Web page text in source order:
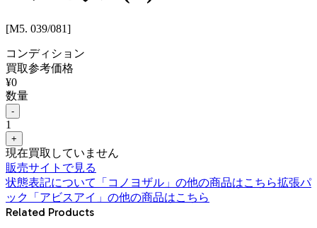
[M5. 039/081]
コンディション
買取参考価格
¥0
数量
-
1
+
現在買取していません
販売サイトで見る
状態表記について
「 コノヨザル 」の他の商品はこちら拡張パ
ック「アビスアイ」 の他の商品はこちら
Related Products